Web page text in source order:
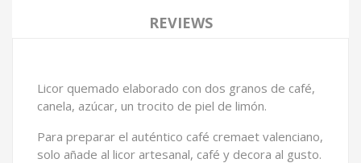
REVIEWS
Licor quemado elaborado con dos granos de café,
canela, azúcar, un trocito de piel de limón.
Para preparar el auténtico café cremaet valenciano,
solo añade al licor artesanal, café y decora al gusto.